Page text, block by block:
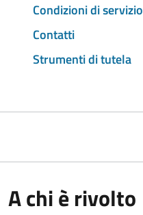
Condizioni di servizio
Contatti
Strumenti di tutela
A chi è rivolto